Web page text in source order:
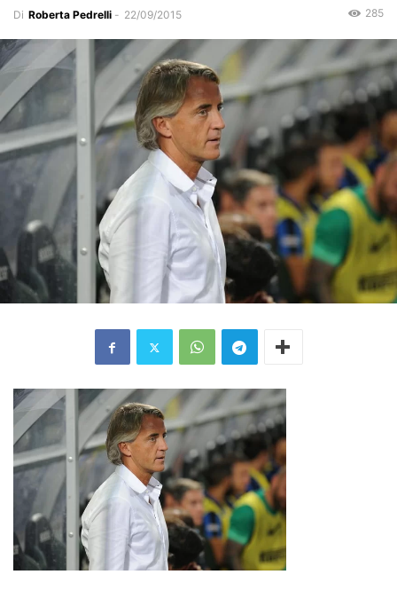
Di Roberta Pedrelli - 22/09/2015 285